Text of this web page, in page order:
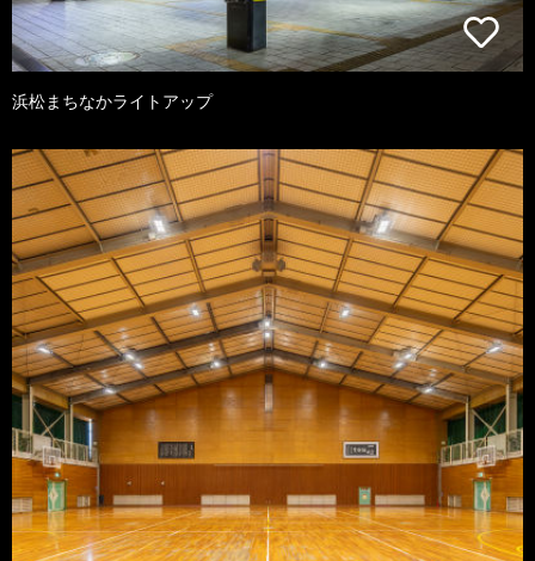
浜松まちなかライトアップ